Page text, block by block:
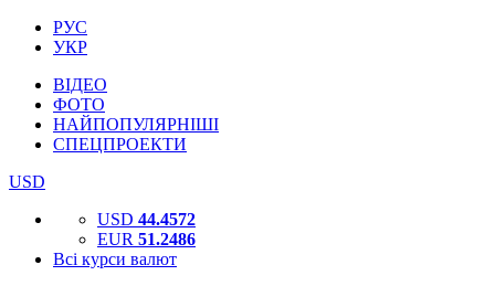
РУС
УКР
ВІДЕО
ФОТО
НАЙПОПУЛЯРНІШІ
СПЕЦПРОЕКТИ
USD
USD 44.4572
EUR 51.2486
Всі курси валют